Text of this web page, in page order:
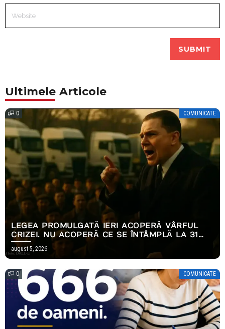
Ultimele Articole
0 COMUNICATE
LEGEA PROMULGATĂ IERI ACOPERĂ VÂRFUL
CRIZEI. NU ACOPERĂ CE SE ÎNTÂMPLĂ LA 31
DECEMBRIE.
august 5, 2026
0 COMUNICATE